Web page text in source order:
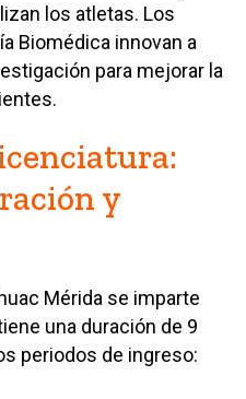
los atletas. Los
Biomédica innovan a
para mejorar la
y
Mérida se imparte
una duración de 9
periodos de ingreso: